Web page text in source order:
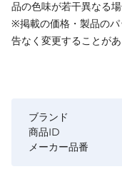
品の色味が若干異なる場
※掲載の価格・製品の
告なく変更することが
ブランド
商品ID
メーカー品番